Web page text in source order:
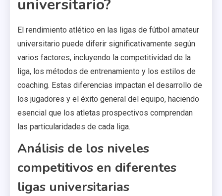
universitario?
El rendimiento atlético en las ligas de fútbol amateur
universitario puede diferir significativamente según
varios factores, incluyendo la competitividad de la
liga, los métodos de entrenamiento y los estilos de
coaching. Estas diferencias impactan el desarrollo de
los jugadores y el éxito general del equipo, haciendo
esencial que los atletas prospectivos comprendan
las particularidades de cada liga.
Análisis de los niveles
competitivos en diferentes
ligas universitarias